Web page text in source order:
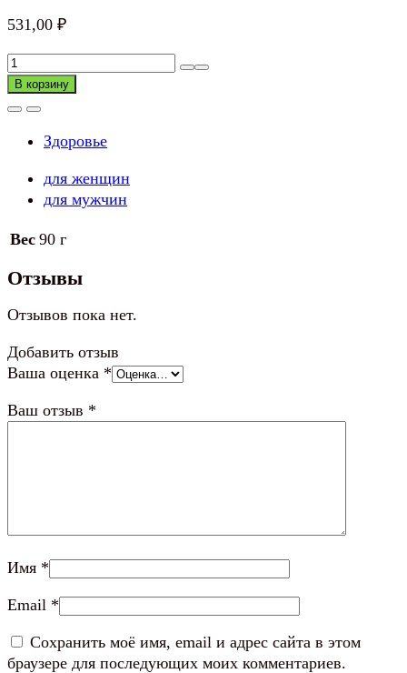
531,00 ₽
Количество
товара
Суппорт
ACTIWELL
ассортименте
В корзину
Здоровье
для женщин
для мужчин
Вес 90 г
Отзывы
Отзывов пока нет.
Добавить отзыв
Ваша оценка *
Ваш отзыв *
Имя *
Email *
Сохранить моё имя, email и адрес сайта в этом
браузере для последующих моих комментариев.